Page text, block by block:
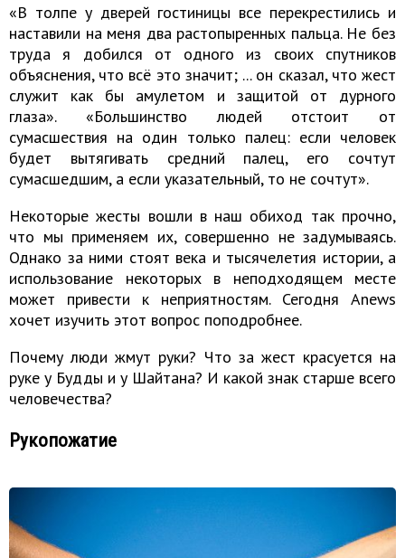
«В толпе у дверей гостиницы все перекрестились и
наставили на меня два растопыренных пальца. Не без
труда я добился от одного из своих спутников
объяснения, что всё это значит; ... он сказал, что жест
служит как бы амулетом и защитой от дурного
глаза». «Большинство людей отстоит от
сумасшествия на один только палец: если человек
будет вытягивать средний палец, его сочтут
сумасшедшим, а если указательный, то не сочтут».
Некоторые жесты вошли в наш обиход так прочно,
что мы применяем их, совершенно не задумываясь.
Однако за ними стоят века и тысячелетия истории, а
использование некоторых в неподходящем месте
может привести к неприятностям. Сегодня Anews
хочет изучить этот вопрос поподробнее.
Почему люди жмут руки? Что за жест красуется на
руке у Будды и у Шайтана? И какой знак старше всего
человечества?
Рукопожатие